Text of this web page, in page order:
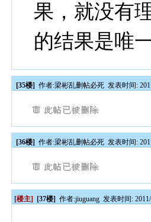
果，就没有
的结果是唯
[35楼] 作者:梁彬乱删帖必死 发表时间:
[36楼] 作者:梁彬乱删帖必死 发表时间:
[楼主] [37楼] 作者:jiuguang 发表时间: